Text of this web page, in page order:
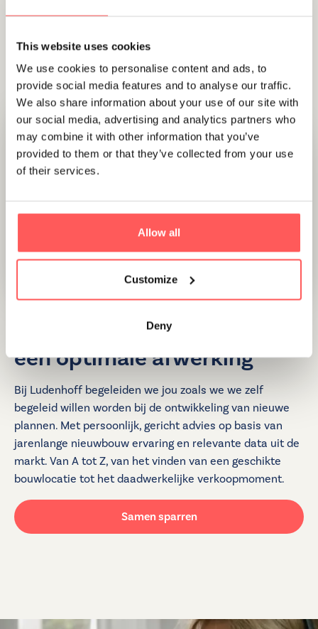
This website uses cookies
We use cookies to personalise content and ads, to
provide social media features and to analyse our traffic.
We also share information about your use of our site with
our social media, advertising and analytics partners who
may combine it with other information that you’ve
provided to them or that they’ve collected from your use
of their services.
Allow all
Customize
Deny
realiseren.
Optimale begeleiding voor
een optimale afwerking
Bij Ludenhoff begeleiden we jou zoals we we zelf
begeleid willen worden bij de ontwikkeling van nieuwe
plannen. Met persoonlijk, gericht advies op basis van
jarenlange nieuwbouw ervaring en relevante data uit de
markt. Van A tot Z, van het vinden van een geschikte
bouwlocatie tot het daadwerkelijke verkoopmoment.
Samen sparren